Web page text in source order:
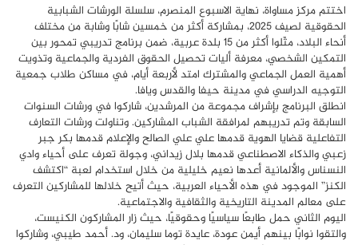
اختتم مركز مساواة، نهاية الاسبوع المنصرم، سلسلة الورشات الشبابية
الحقوقية لصيف 2025، بمشاركة أكثر من خمسين شابًا وشابة من مختلف
أنحاء البلاد، مثّلوا أكثر من 15 بلدة عربية، ضمن برنامج تدريبي تمحور بين
التمكين الشخصي، معرفة أليات تحصيل الحقوق الفردية والجماعية وتذويت
أهمية العمل الجماعي والمشترك امتد لأربعة أيام، في مساكن طلاب جمعية
التوجيه الدراسي في مدينة حيفا والقدس ويافا.
انطلق البرنامج بإشراف مجموعة من المرشدين، شاركوا في ورشات السنوات
السابقة وتم تدريبهم لمرافقة الشباب المشاركين. وتناولت ورشات التعارف
التفاعلية قضايا الهوية قدمها علي علي الصالح والإعلام قدمها بكر جبر
زعبي والذكاء الاصطناعي قدمها بلال زيداني، وجولة تعرف على أحياء وادي
النسناس والألمانية أعدها نعيم خليلية من خلال استخدام لعبة “اكتشف
الكنز” الموجود في هذه الأحياء العربية، حيث أتيح خلالها للمشاركين التعرف
على معالم المدينة التاريخية والثقافية والاجتماعية.
اليوم الثاني حمل طابعًا سياسيًا وحقوقيًا، حيث زار المشاركون الكنيست،
والتقوا نوابًا بينهم أيمن عودة، عايدة توما سليمان، ود. أحمد طيبي، وشاركوا